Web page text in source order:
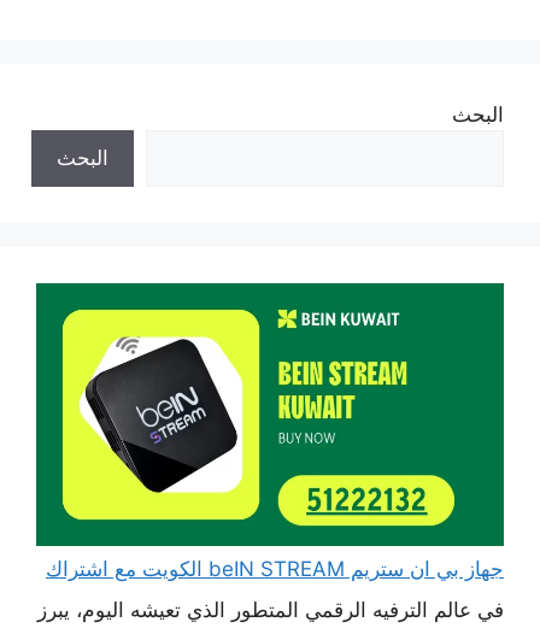
البحث
البحث
جهاز بي ان ستريم beIN STREAM الكويت مع اشتراك
في عالم الترفيه الرقمي المتطور الذي تعيشه اليوم، يبرز